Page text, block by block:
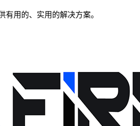
有用的、实用的解决方案。